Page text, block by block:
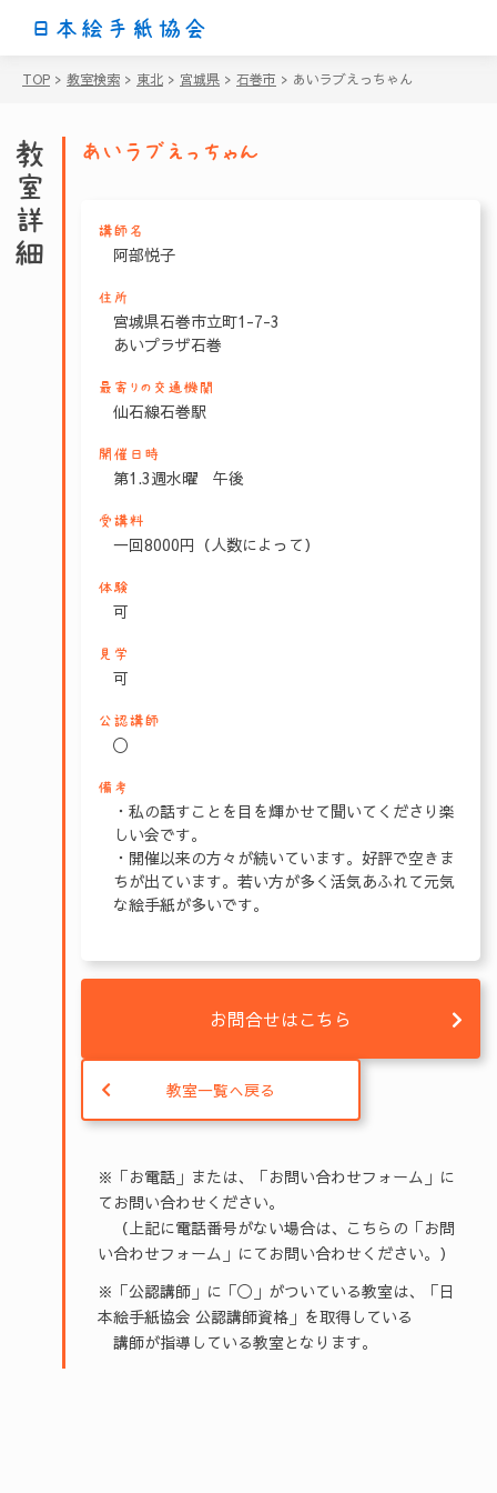
日本絵手紙協会
TOP > 教室検索 > 東北 > 宮城県 > 石巻市 > あいラブえっちゃん
教室詳細 あいラブえっちゃん
講師名
阿部悦子
住所
宮城県石巻市立町1-7-3
あいプラザ石巻
最寄りの交通機関
仙石線石巻駅
開催日時
第1.3週水曜 午後
受講料
一回8000円（人数によって）
体験
可
見学
可
公認講師
〇
備考
・私の話すことを目を輝かせて聞いてくださり楽
しい会です。
・開催以来の方々が続いています。好評で空きま
ちが出ています。若い方が多く活気あふれて元気
な絵手紙が多いです。
お問合せはこちら
教室一覧へ戻る
※「お電話」または、「お問い合わせフォーム」に
てお問い合わせください。
（上記に電話番号がない場合は、こちらの「お問
い合わせフォーム」にてお問い合わせください。）
※「公認講師」に「◯」がついている教室は、「日
本絵手紙協会 公認講師資格」を取得している
講師が指導している教室となります。